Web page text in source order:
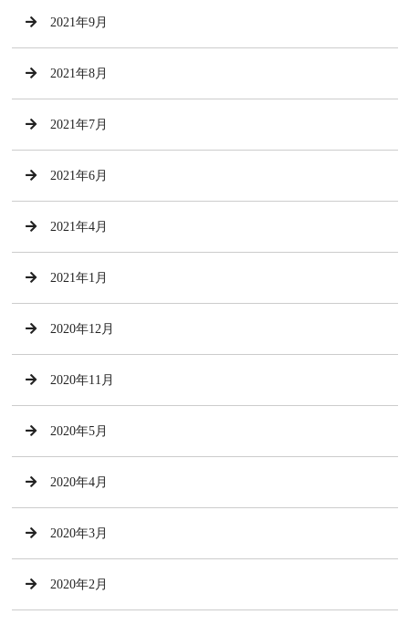
2021年9月
2021年8月
2021年7月
2021年6月
2021年4月
2021年1月
2020年12月
2020年11月
2020年5月
2020年4月
2020年3月
2020年2月